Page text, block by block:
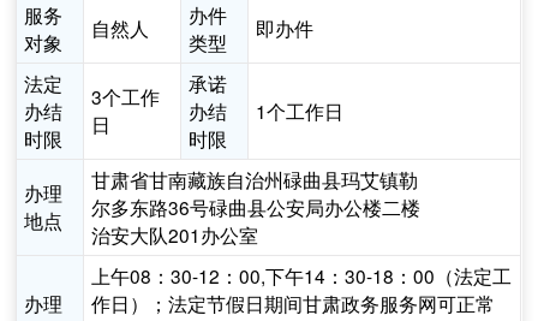
服务
对象
自然人
办件
类型
即办件
法定
办结
时限
3个工作
日
承诺
办结
时限
1个工作日
办理
地点
甘肃省甘南藏族自治州碌曲县玛艾镇勒
尔多东路36号碌曲县公安局办公楼二楼
治安大队201办公室
办理
上午08：30-12：00,下午14：30-18：00（法定工
作日）；法定节假日期间甘肃政务服务网可正常